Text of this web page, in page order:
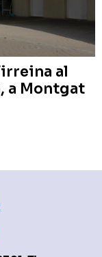
al
a Montgat